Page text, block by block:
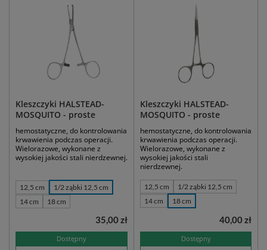
Kleszczyki HALSTEAD-
MOSQUITO - proste
hemostatyczne, do kontrolowania
krwawienia podczas operacji.
Wielorazowe, wykonane z
wysokiej jakości stali nierdzewnej.
12,5 cm
1/2 ząbki 12,5 cm
14 cm
18 cm
Dostępny
35,00 zł
Kleszczyki HALSTEAD-
MOSQUITO - proste
hemostatyczne, do kontrolowania
krwawienia podczas operacji.
Wielorazowe, wykonane z
wysokiej jakości stali
nierdzewnej.
12,5 cm
1/2 ząbki 12,5 cm
14 cm
18 cm
Dostępny
40,00 zł